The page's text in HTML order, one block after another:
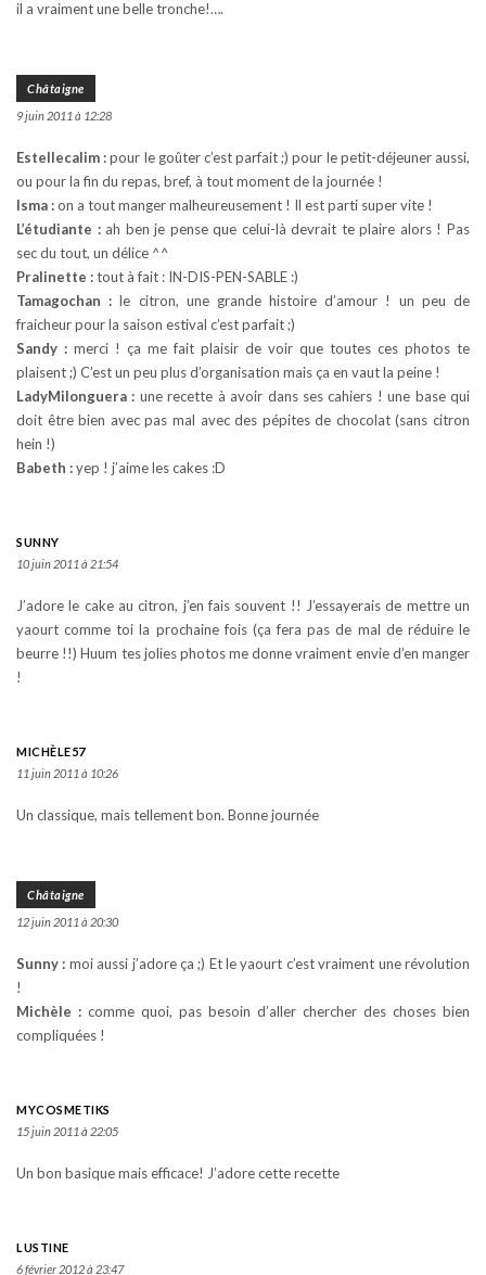
il a vraiment une belle tronche!….
Châtaigne
9 juin 2011 à 12:28
Estellecalim :pour le goûter c’est parfait ;) pour le petit-déjeuner aussi,
ou pour la fin du repas, bref, à tout moment de la journée !
Isma :on a tout manger malheureusement ! Il est parti super vite !
L’étudiante :ah ben je pense que celui-là devrait te plaire alors ! Pas
sec du tout, un délice ^^
Pralinette :tout à fait : IN-DIS-PEN-SABLE :)
Tamagochan :le citron, une grande histoire d’amour ! un peu de
fraicheur pour la saison estival c’est parfait ;)
Sandy : merci ! ça me fait plaisir de voir que toutes ces photos te
plaisent ;) C’est un peu plus d’organisation mais ça en vaut la peine !
LadyMilonguera : une recette à avoir dans ses cahiers ! une base qui
doit être bien avec pas mal avec des pépites de chocolat (sans citron
hein !)
Babeth :yep ! j’aime les cakes :D
SUNNY
10 juin 2011 à 21:54
J’adore le cake au citron, j’en fais souvent !! J’essayerais de mettre un
yaourt comme toi la prochaine fois (ça fera pas de mal de réduire le
beurre !!) Huum tes jolies photos me donne vraiment envie d’en manger
!
MICHÈLE57
11 juin 2011 à 10:26
Un classique, mais tellement bon. Bonne journée
Châtaigne
12 juin 2011 à 20:30
Sunny : moi aussi j’adore ça ;) Et le yaourt c’est vraiment une révolution
!
Michèle : comme quoi, pas besoin d’aller chercher des choses bien
compliquées !
MYCOSMETIKS
15 juin 2011 à 22:05
Un bon basique mais efficace! J’adore cette recette
LUSTINE
6 février 2012 à 23:47